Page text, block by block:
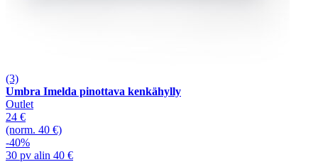
(3)
Umbra Imelda pinottava kenkähylly
Outlet
24 €
(norm. 40 €)
-40%
30 pv alin 40 €